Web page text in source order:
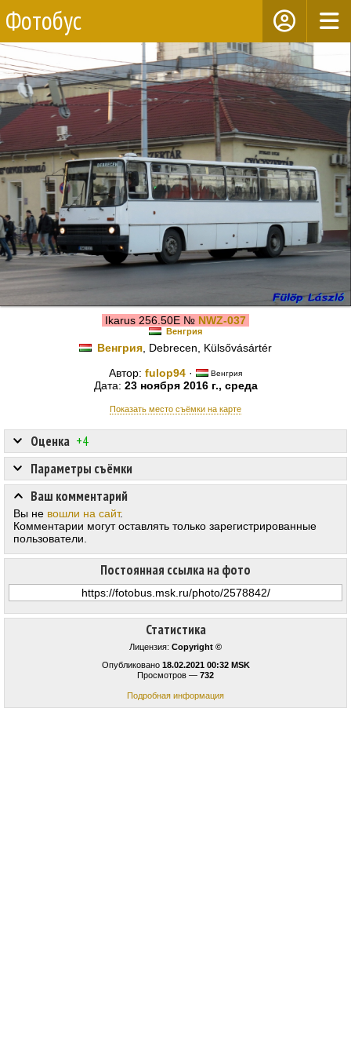
Фотобус
Ikarus 256.50E № NWZ-037
Венгрия
Венгрия , Debrecen, Külsővásártér
Автор: fulop94 · Венгрия
Дата: 23 ноября 2016 г., среда
Показать место съёмки на карте
Статистика
Лицензия: Copyright ©
Опубликовано 18.02.2021 00:32 MSK
Просмотров — 732
Подробная информация
Оценка +4
Постоянная ссылка на фото
Параметры съёмки
Ваш комментарий
Вы не вошли на сайт.
Комментарии могут оставлять только зарегистрированные
пользователи.